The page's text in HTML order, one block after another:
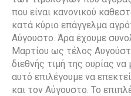
που είναι κανονικού
κατά κύριο επάγγελμα
Αύγουστο. Άρα έχουμε
Μαρτίου ως τέλος
διεθνής τιμή της ουρίας να
αυτό επιλέγουμε να
και τον Αύγουστο. Το